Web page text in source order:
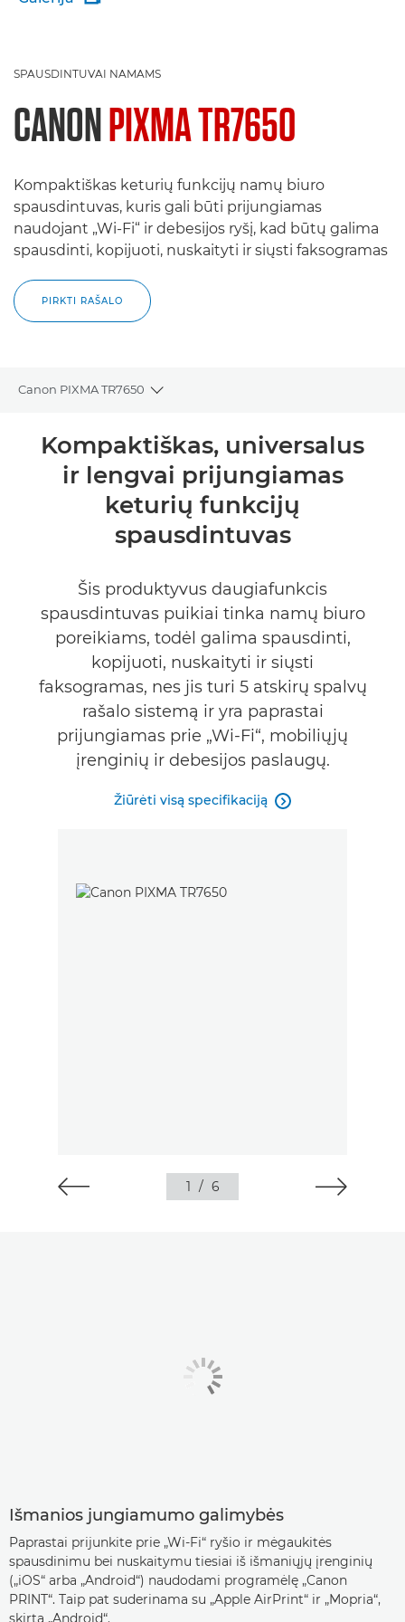
SPAUSDINTUVAI NAMAMS
CANONPIXMA TR7650
Kompaktiškas keturių funkcijų namų biuro
spausdintuvas, kuris gali būti prijungiamas
naudojant „Wi-Fi“ ir debesijos ryšį, kad būtų galima
spausdinti, kopijuoti, nuskaityti ir siųsti faksogramas
PIRKTI RAŠALO
Canon PIXMA TR7650
Toggle breadcrumbs
Bendrieji duomenys
Specifikacijos
Kompaktiškas, universalus
ir lengvai prijungiamas
keturių funkcijų
spausdintuvas
Šis produktyvus daugiafunkcis
spausdintuvas puikiai tinka namų biuro
poreikiams, todėl galima spausdinti,
kopijuoti, nuskaityti ir siųsti
faksogramas, nes jis turi 5 atskirų spalvų
rašalo sistemą ir yra paprastai
prijungiamas prie „Wi-Fi“, mobiliųjų
įrenginių ir debesijos paslaugų.
Žiūrėti visą specifikaciją 
1 / 6
Išmanios jungiamumo galimybės
Paprastai prijunkite prie „Wi-Fi“ ryšio ir mėgaukitės
spausdinimu bei nuskaitymu tiesiai iš išmaniųjų įrenginių
(„iOS“ arba „Android“) naudodami programėlę „Canon
PRINT“. Taip pat suderinama su „Apple AirPrint“ ir „Mopria“,
skirta „Android“.